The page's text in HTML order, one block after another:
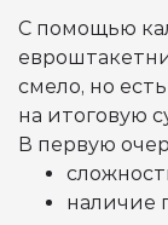
С помощью
смело, но
на итоговую
В первую
наличие